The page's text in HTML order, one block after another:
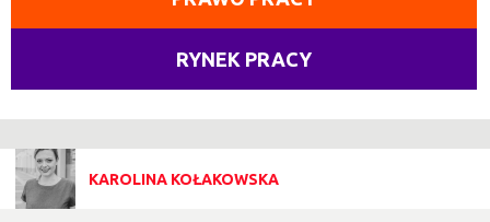
RYNEK PRACY
KAROLINA KOŁAKOWSKA